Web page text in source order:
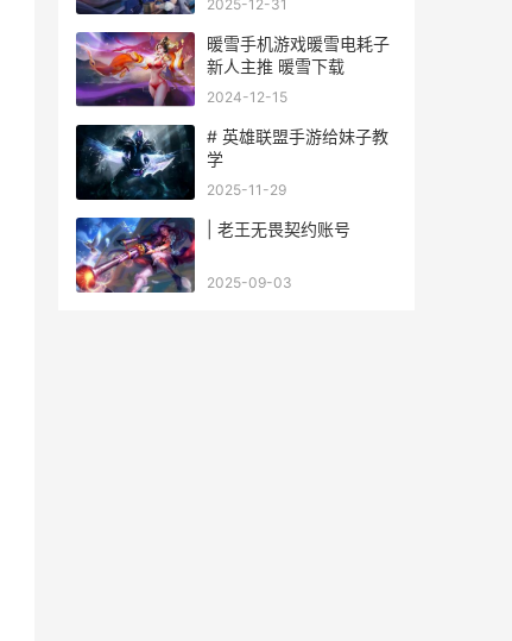
2025-12-31
暖雪手机游戏暖雪电耗子
新人主推 暖雪下载
2024-12-15
# 英雄联盟手游给妹子教
学
2025-11-29
| 老王无畏契约账号
2025-09-03